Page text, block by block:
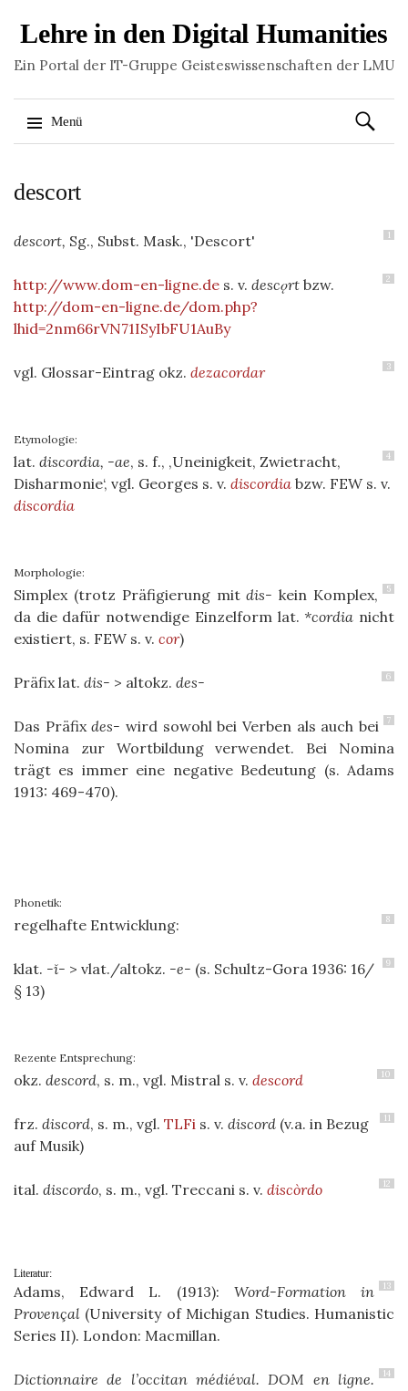
Lehre in den Digital Humanities
Ein Portal der IT-Gruppe Geisteswissenschaften der LMU
Menü
zum
Suchen
nach:
descort
1
descort, Sg., Subst. Mask., 'Descort'
2
http://www.dom-en-ligne.de s. v. descǫrt bzw.
http://dom-en-ligne.de/dom.php?
lhid=2nm66rVN71ISyIbFU1AuBy
3
vgl. Glossar-Eintrag okz. dezacordar
Etymologie:
4
lat. discordia, -ae, s. f., ‚Uneinigkeit, Zwietracht,
Disharmonie‘, vgl. Georges s. v. discordia bzw. FEW s. v.
discordia
Morphologie:
5
Simplex (trotz Präfigierung mitdis-kein Komplex,
da die dafür notwendige Einzelform lat. *cordia nicht
existiert, s. FEW s. v. cor)
6
Präfix lat. dis- > altokz. des-
7
Das Präfixdes- wird sowohl bei Verben als auch bei
Nomina zur Wortbildung verwendet. Bei Nomina
trägt es immer eine negative Bedeutung (s. Adams
1913: 469-470).
Phonetik:
8
regelhafte Entwicklung:
9
klat. -ĭ- > vlat./altokz. -e- (s. Schultz-Gora 1936: 16/
§ 13)
Rezente Entsprechung:
10
okz. descord, s. m., vgl. Mistral s. v. descord
11
frz. discord, s. m., vgl. TLFi s. v. discord (v.a. in Bezug
auf Musik)
12
ital. discordo, s. m., vgl. Treccani s. v. discòrdo
Literatur:
13
Adams, Edward L. (1913): Word-Formation in
Provençal (University of Michigan Studies. Humanistic
Series II). London: Macmillan.
14
Dictionnaire de l’occitan médiéval.DOM en ligne.